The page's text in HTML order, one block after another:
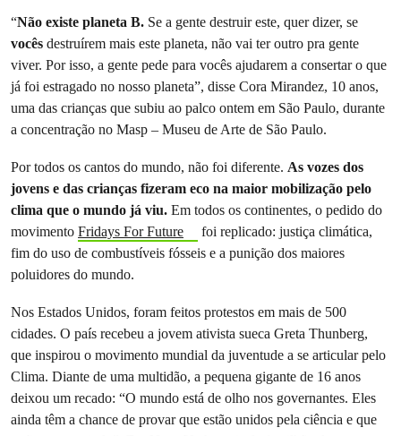
“Não existe planeta B. Se a gente destruir este, quer dizer, se
vocês destruírem mais este planeta, não vai ter outro pra gente
viver. Por isso, a gente pede para vocês ajudarem a consertar o que
já foi estragado no nosso planeta”, disse Cora Mirandez, 10 anos,
uma das crianças que subiu ao palco ontem em São Paulo, durante
a concentração no Masp – Museu de Arte de São Paulo.
Por todos os cantos do mundo, não foi diferente. As vozes dos
jovens e das crianças fizeram eco na maior mobilização pelo
clima que o mundo já viu. Em todos os continentes, o pedido do
movimento Fridays For Future
foi replicado: justiça climática,
fim do uso de combustíveis fósseis e a punição dos maiores
poluidores do mundo.
Nos Estados Unidos, foram feitos protestos em mais de 500
cidades. O país recebeu a jovem ativista sueca Greta Thunberg,
que inspirou o movimento mundial da juventude a se articular pelo
Clima. Diante de uma multidão, a pequena gigante de 16 anos
deixou um recado: “O mundo está de olho nos governantes. Eles
ainda têm a chance de provar que estão unidos pela ciência e que